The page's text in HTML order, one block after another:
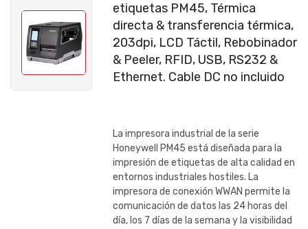
etiquetas PM45, Térmica
directa & transferencia térmica,
203dpi, LCD Táctil, Rebobinador
& Peeler, RFID, USB, RS232 &
Ethernet. Cable DC no incluido
La impresora industrial de la serie
Honeywell PM45 está diseñada para la
impresión de etiquetas de alta calidad en
entornos industriales hostiles. La
impresora de conexión WWAN permite la
comunicación de datos las 24 horas del
día, los 7 días de la semana y la visibilidad